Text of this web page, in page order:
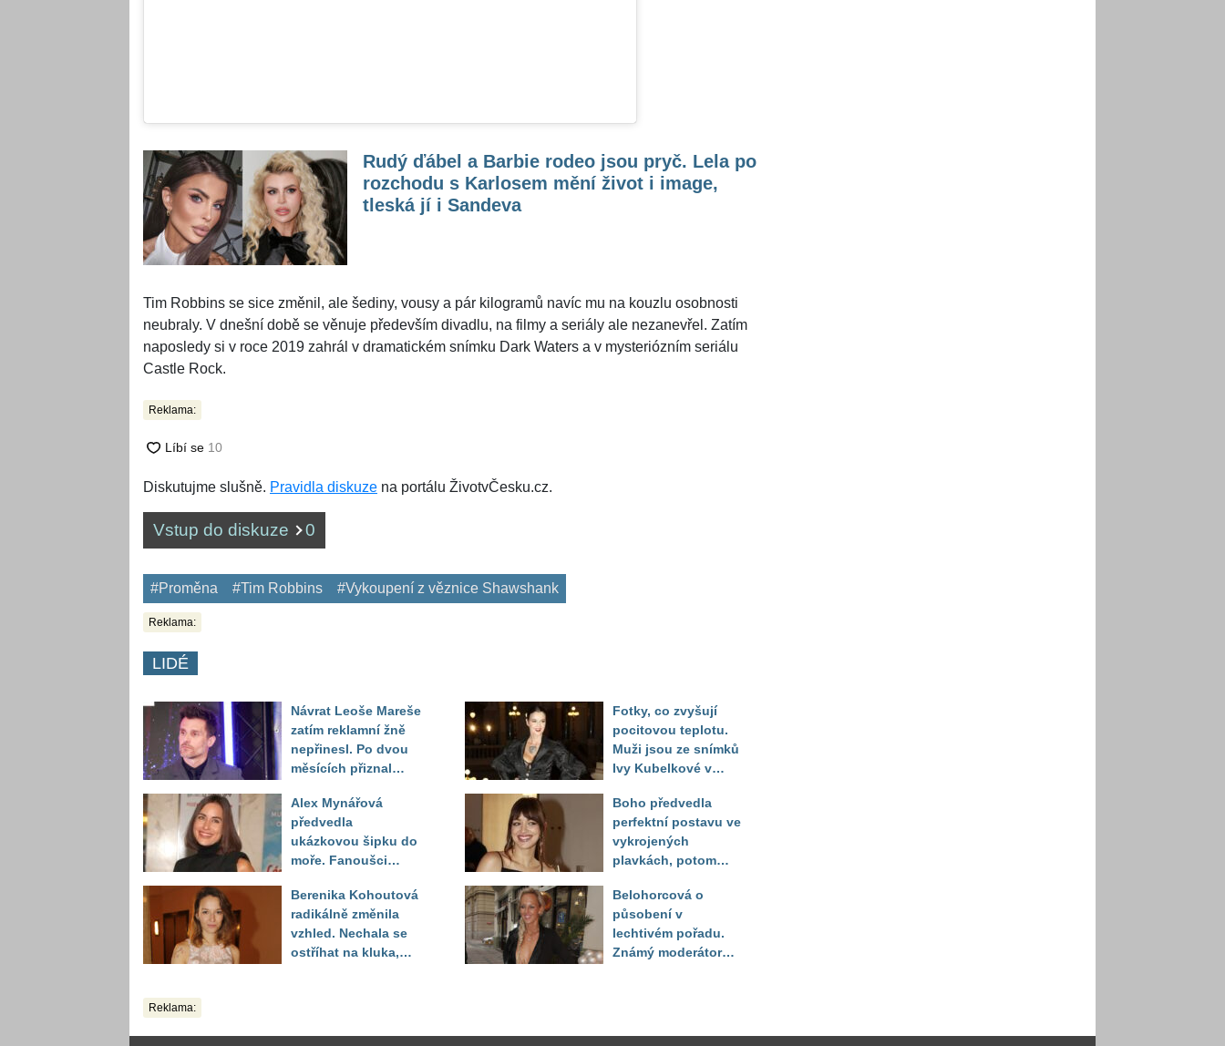
Rudý ďábel a Barbie rodeo jsou pryč. Lela po
rozchodu s Karlosem mění život i image,
tleská jí i Sandeva
Tim Robbins se sice změnil, ale šediny, vousy a pár kilogramů navíc mu na kouzlu osobnosti
neubraly. V dnešní době se věnuje především divadlu, na filmy a seriály ale nezanevřel. Zatím
naposledy si v roce 2019 zahrál v dramatickém snímku Dark Waters a v mysteriózním seriálu
Castle Rock.
Reklama:
Diskutujme slušně. Pravidla diskuze na portálu ŽivotvČesku.cz.
Vstup do diskuze 0
#Proměna #Tim Robbins #Vykoupení z věznice Shawshank
Reklama:
LIDÉ
Návrat Leoše Mareše
zatím reklamní žně
nepřinesl. Po dvou
měsících přiznal
zklamání
Alex Mynářová
předvedla
ukázkovou šipku do
moře. Fanoušci
toho vypadá
Berenika Kohoutová
radikálně změnila
vzhled. Nechala se
ostříhat na kluka,
Fotky, co zvyšují
pocitovou teplotu.
Muži jsou ze snímků
Ivy Kubelkové v
Boho předvedla
perfektní postavu ve
vykrojených
plavkách, potom
těla
Belohorcová o
působení v
lechtivém pořadu.
Známý moderátor
Reklama: